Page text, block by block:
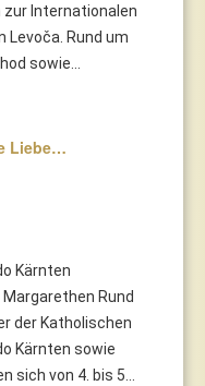
zur Internationalen
Rund um
sowie...
Liebe…
Kärnten
Rund
der Katholischen
Kärnten sowie
von 4. bis 5...